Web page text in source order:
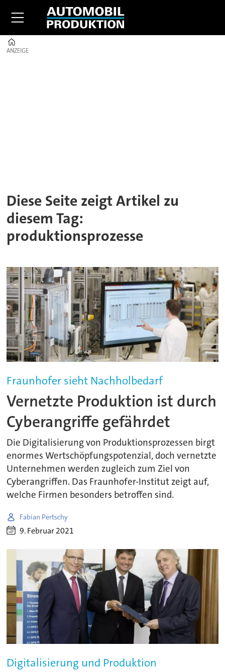
ANZEIGE
ANZEIGE
Diese Seite zeigt Artikel zu
diesem Tag:
produktionsprozesse
Fraunhofer sieht Nachholbedarf
Vernetzte Produktion ist durch
Cyberangriffe gefährdet
Die Digitalisierung von Produktionsprozessen birgt
enormes Wertschöpfungspotenzial, doch vernetzte
Unternehmen werden zugleich zum Ziel von
Cyberangriffen. Das Fraunhofer-Institut zeigt auf,
welche Firmen besonders betroffen sind.
Fabian Pertschy
9. Februar 2021
Digitalisierung und Produktion